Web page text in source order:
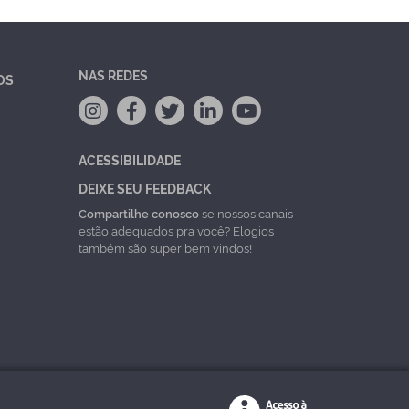
NAS REDES
ACESSIBILIDADE
DEIXE SEU FEEDBACK
Compartilhe conoscose nossos canais
estão adequados pra você? Elogios
também são super bem vindos!